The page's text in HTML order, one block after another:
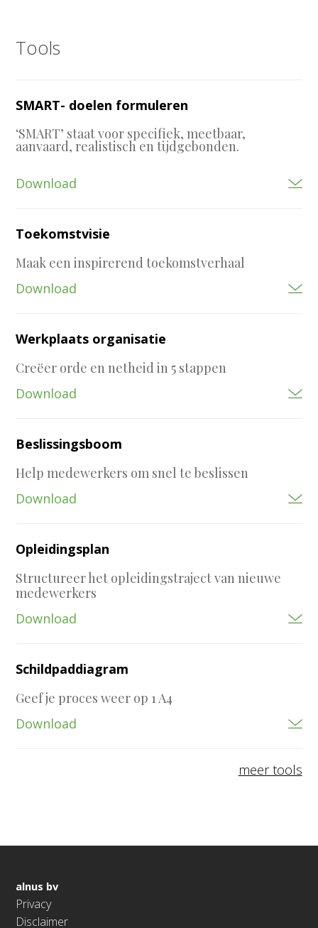
Tools
SMART- doelen formuleren
‘SMART’ staat voor specifiek, meetbaar,
aanvaard, realistisch en tijdgebonden.
Download
Toekomstvisie
Maak een inspirerend toekomstverhaal
Download
Werkplaats organisatie
Creëer orde en netheid in 5 stappen
Download
Beslissingsboom
Help medewerkers om snel te beslissen
Download
Opleidingsplan
Structureer het opleidingstraject van nieuwe
medewerkers
Download
Schildpaddiagram
Geef je proces weer op 1 A4
Download
meer tools
alnus bv
Privacy
Disclaimer